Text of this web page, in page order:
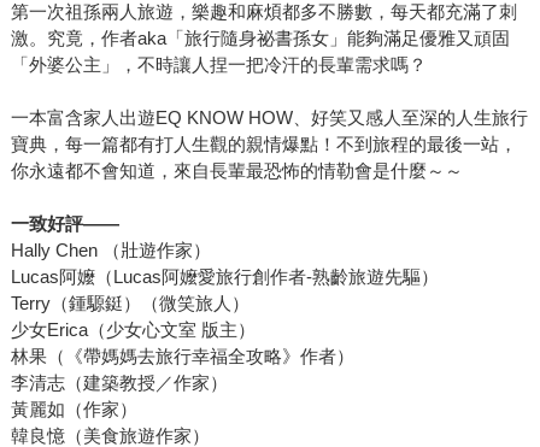
第一次祖孫兩人旅遊，樂趣和麻煩都多不勝數，每天都充滿了刺
激。究竟，作者aka「旅行隨身祕書孫女」能夠滿足優雅又頑固
「外婆公主」，不時讓人捏一把冷汗的長輩需求嗎？
一本富含家人出遊EQ KNOW HOW、好笑又感人至深的人生旅行
寶典，每一篇都有打人生觀的親情爆點！不到旅程的最後一站，
你永遠都不會知道，來自長輩最恐怖的情勒會是什麼～～
一致好評——
Hally Chen （壯遊作家）
Lucas阿嬤（Lucas阿嬤愛旅行創作者-熟齡旅遊先驅）
Terry（鍾騵鋌）（微笑旅人）
少女Erica（少女心文室 版主）
林果（《帶媽媽去旅行幸福全攻略》作者）
李清志（建築教授／作家）
黃麗如（作家）
韓良憶（美食旅遊作家）